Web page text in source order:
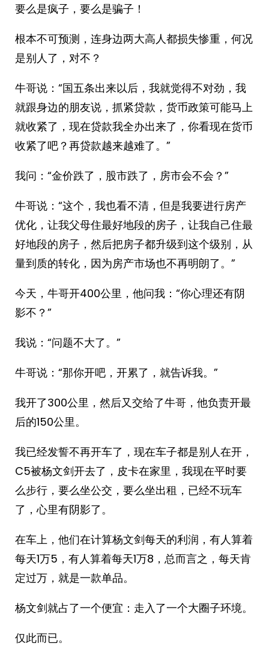
要么是疯子，要么是骗子！
根本不可预测，连身边两大高人都损失惨重，何况
是别人了，对不？
牛哥说：“国五条出来以后，我就觉得不对劲，我
就跟身边的朋友说，抓紧贷款，货币政策可能马上
就收紧了，现在贷款我全办出来了，你看现在货币
收紧了吧？再贷款越来越难了。”
我问：“金价跌了，股市跌了，房市会不会？”
牛哥说：“这个，我也看不清，但是我要进行房产
优化，让我父母住最好地段的房子，让我自己住最
好地段的房子，然后把房子都升级到这个级别，从
量到质的转化，因为房产市场也不再明朗了。”
今天，牛哥开400公里，他问我：“你心理还有阴
影不？”
我说：“问题不大了。”
牛哥说：“那你开吧，开累了，就告诉我。”
我开了300公里，然后又交给了牛哥，他负责开最
后的150公里。
我已经发誓不再开车了，现在车子都是别人在开，
C5被杨文剑开去了，皮卡在家里，我现在平时要
么步行，要么坐公交，要么坐出租，已经不玩车
了，心里有阴影了。
在车上，他们在计算杨文剑每天的利润，有人算着
每天1万5，有人算着每天1万8，总而言之，每天肯
定过万，就是一款单品。
杨文剑就占了一个便宜：走入了一个大圈子环境。
仅此而已。